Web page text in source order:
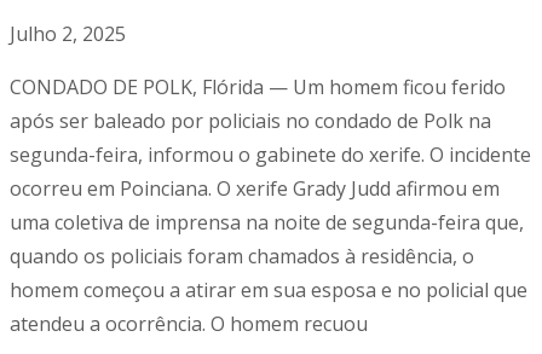
Julho 2, 2025
CONDADO DE POLK, Flórida — Um homem ficou ferido
após ser baleado por policiais no condado de Polk na
segunda-feira, informou o gabinete do xerife. O incidente
ocorreu em Poinciana. O xerife Grady Judd afirmou em
uma coletiva de imprensa na noite de segunda-feira que,
quando os policiais foram chamados à residência, o
homem começou a atirar em sua esposa e no policial que
atendeu a ocorrência. O homem recuou